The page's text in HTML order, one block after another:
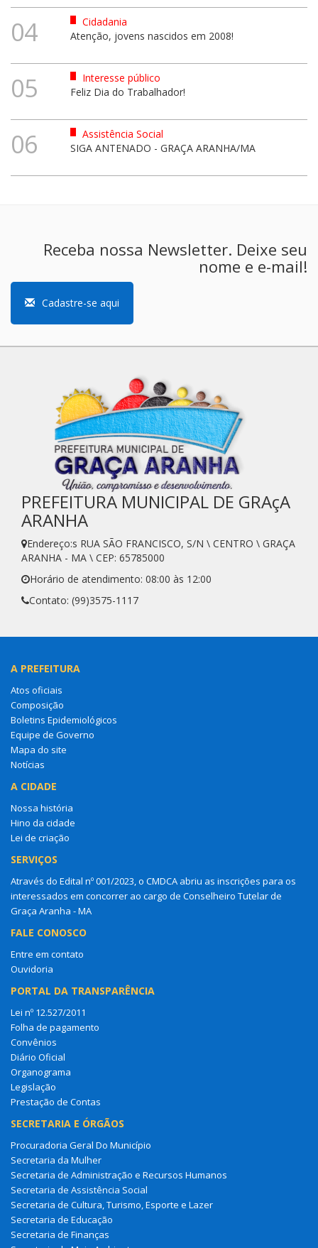
04
Cidadania
Atenção, jovens nascidos em 2008!
05
Interesse público
Feliz Dia do Trabalhador!
06
Assistência Social
SIGA ANTENADO - GRAÇA ARANHA/MA
Receba nossa Newsletter. Deixe seu
nome e e-mail!
Cadastre-se aqui
PREFEITURA MUNICIPAL DE GRAçA
ARANHA
Endereço:s RUA SÃO FRANCISCO, S/N \ CENTRO \ GRAÇA
ARANHA - MA \ CEP: 65785000
Horário de atendimento: 08:00 às 12:00
Contato: (99)3575-1117
A PREFEITURA
Atos oficiais
Composição
Boletins Epidemiológicos
Equipe de Governo
Mapa do site
Notícias
A CIDADE
Nossa história
Hino da cidade
Lei de criação
SERVIÇOS
Através do Edital nº 001/2023, o CMDCA abriu as inscrições para os
interessados em concorrer ao cargo de Conselheiro Tutelar de
Graça Aranha - MA
FALE CONOSCO
Entre em contato
Ouvidoria
PORTAL DA TRANSPARÊNCIA
Lei nº 12.527/2011
Folha de pagamento
Convênios
Diário Oficial
Organograma
Legislação
Prestação de Contas
SECRETARIA E ÓRGÃOS
Procuradoria Geral Do Município
Secretaria da Mulher
Secretaria de Administração e Recursos Humanos
Secretaria de Assistência Social
Secretaria de Cultura, Turismo, Esporte e Lazer
Secretaria de Educação
Secretaria de Finanças